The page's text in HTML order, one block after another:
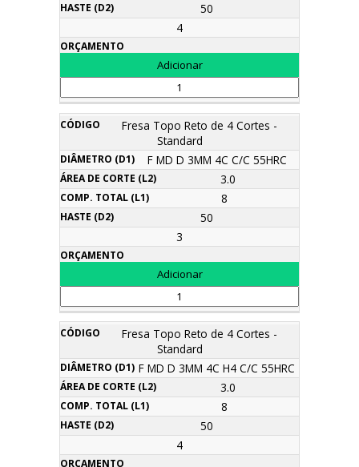
50
4
Fresa Topo Reto de 4 Cortes -
Standard
F MD D 3MM 4C C/C 55HRC
3.0
8
50
3
Fresa Topo Reto de 4 Cortes -
Standard
F MD D 3MM 4C H4 C/C 55HRC
3.0
8
50
4